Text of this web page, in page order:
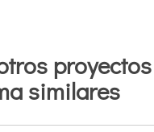
similares